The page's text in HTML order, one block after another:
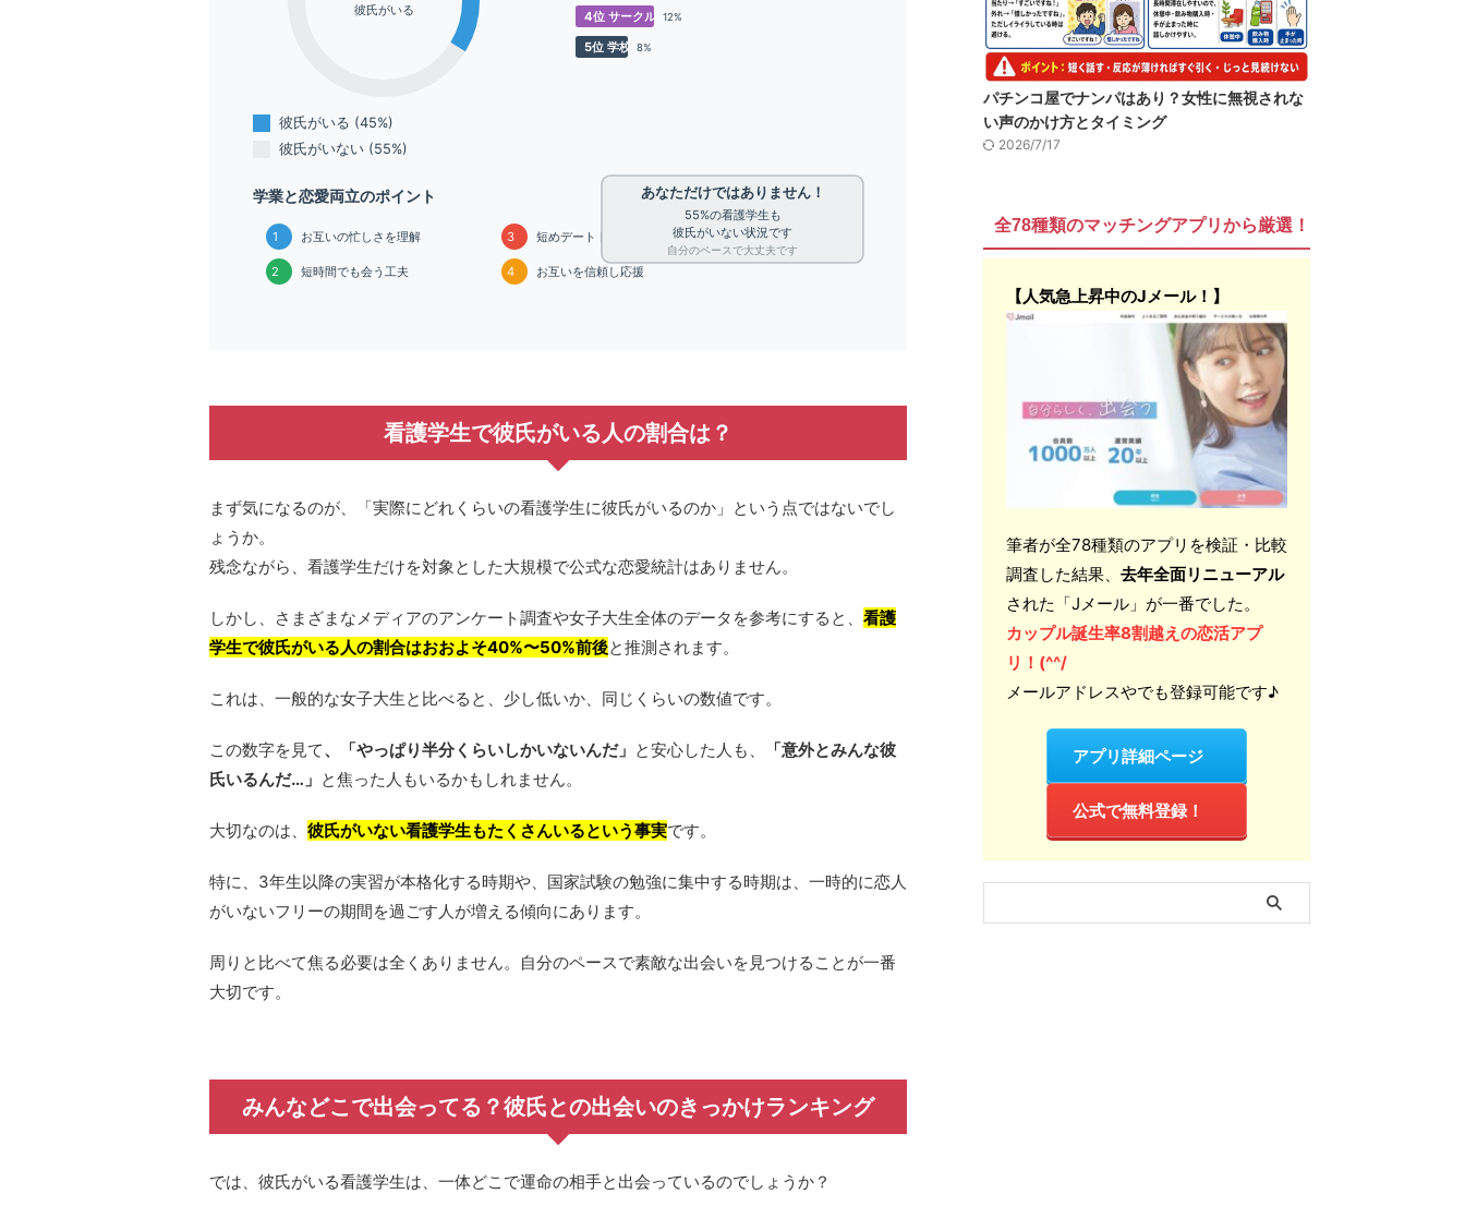
彼氏がいる
彼氏がいる (45%)
彼氏がいない (55%)
4位 サークル 12%
5位 学校 8%
学業と恋愛両立のポイント
1 お互いの忙しさを理解
2 短時間でも会う工夫
3 短めデートト
4 お互いを信頼し応援
あなただけではありません！
55%の看護学生も
彼氏がいない状況です
自分のペースで大丈夫です
看護学生で彼氏がいる人の割合は？
まず気になるのが、「実際にどれくらいの看護学生に彼氏がいるのか」という点ではないでし
ょうか。
残念ながら、看護学生だけを対象とした大規模で公式な恋愛統計はありません。
しかし、さまざまなメディアのアンケート調査や女子大生全体のデータを参考にすると、 看護
学生で彼氏がいる人の割合はおおよそ40%〜50%前後と推測されます。
これは、一般的な女子大生と比べると、少し低いか、同じくらいの数値です。
この数字を見て、「やっぱり半分くらいしかいないんだ」 と安心した人も、
「意外とみんな彼
氏いるんだ…」 と焦った人もいるかもしれません。
大切なのは、 彼氏がいない看護学生もたくさんいるという事実です。
特に、3年生以降の実習が本格化する時期や、国家試験の勉強に集中する時期は、一時的に恋人
がいないフリーの期間を過ごす人が増える傾向にあります。
周りと比べて焦る必要は全くありません。自分のペースで素敵な出会いを見つけることが一番
大切です。
みんなどこで出会ってる？彼氏との出会いのきっかけランキング
では、彼氏がいる看護学生は、一体どこで運命の相手と出会っているのでしょうか？
パチンコ屋でナンパはあり？女性に無視されな
い声のかけ方とタイミング
2026/7/17
全78種類のマッチングアプリから厳選！
【人気急上昇中のJメール！】
筆者が全78種類のアプリを検証・比較
調査した結果、 去年全面リニューアル
された「Jメール」が一番でした。
カップル誕生率8割越えの恋活アプ
リ！(^^/
メールアドレスやでも登録可能です♪
アプリ詳細ページ
公式で無料登録！